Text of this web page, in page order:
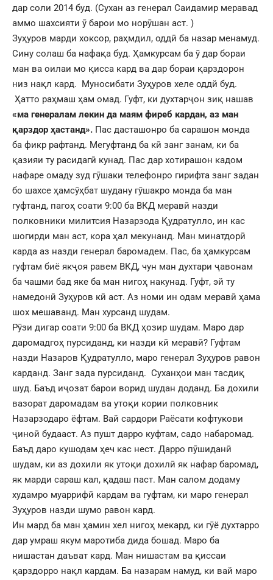
дар соли 2014 буд. (Сухан аз генерал Саидамир меравад
аммо шахсияти ӯ барои мо норӯшан аст. )
Зуҳуров марди хоксор, раҳмдил, оддӣ ба назар менамуд.
Сину солаш ба нафақа буд. Ҳамкурсам ба ӯ дар бораи
ман ва оилаи мо қисса кард ва дар бораи қарздорон
низ нақл кард. Муносибати Зуҳуров хеле оддй буд.
Ҳатто раҳмаш ҳам омад. Гуфт, ки духтарҷон зиқ нашав
«ма генералам лекин да маям фиреб кардан, аз ман
қарздор ҳастанд». Пас дасташонро ба сарашон монда
ба фикр рафтанд. Мегуфтанд ба кӣ занг занам, ки ба
қазияи ту расидагӣ кунад. Пас дар хотирашон кадом
нафаре омаду зуд гӯшаки телефонро гирифта занг задан
бо шахсе ҳамсӯҳбат шудану гӯшакро монда ба ман
гуфтанд, пагоҳ соати 9:00 ба ВКД меравӣ назди
полковники милитсия Назарзода Қудратулло, ин кас
шогирди ман аст, кора ҳал мекунанд. Ман минатдорӣ
карда аз назди генерал баромадем. Пас, ба ҳамкурсам
гуфтам биё якҷоя равем ВКД, чун ман духтари ҷавонам
ба чашми бад яке ба ман нигоҳ накунад. Гуфт, эй ту
намедонӣ Зуҳуров кӣ аст. Аз номи ин одам меравӣ ҳама
шох мешаванд. Ман хурсанд шудам.
Рӯзи дигар соати 9:00 ба ВКД ҳозир шудам. Маро дар
даромадгоҳ пурсиданд, ки назди кӣ меравӣ? Гуфтам
назди Назаров Қудратулло, маро генерал Зуҳуров равон
карданд. Занг зада пурсиданд. Суханҳои ман тасдиқ
шуд. Баъд иҷозат барои ворид шудан доданд. Ба дохили
вазорат даромадам ва утоқи кории полковник
Назарзодаро ёфтам. Вай сардори Раёсати кофтукови
ҷиноӣ будааст. Аз пушт дарро куфтам, садо набаромад.
Баъд даро кушодам ҳеч кас нест. Дарро пӯшиданӣ
шудам, ки аз дохили як утоқи дохилӣ як нафар баромад,
як марди сараш кал, қадаш паст. Ман салом додаму
худамро муаррифӣ кардам ва гуфтам, ки маро генерал
Зуҳуров назди шумо равон кард.
Ин мард ба ман ҳамин хел нигоҳ мекард, ки гӯё духтарро
дар умраш якум маротиба дида бошад. Маро ба
нишастан даъват кард. Ман нишастам ва қиссаи
қарздорро нақл кардам. Ба назарам намуд, ки вай маро